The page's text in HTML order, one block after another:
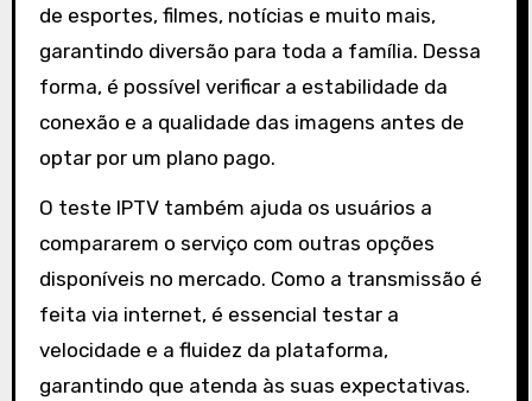
de esportes, filmes, notícias e muito mais,
garantindo diversão para toda a família. Dessa
forma, é possível verificar a estabilidade da
conexão e a qualidade das imagens antes de
optar por um plano pago.
O teste IPTV também ajuda os usuários a
compararem o serviço com outras opções
disponíveis no mercado. Como a transmissão é
feita via internet, é essencial testar a
velocidade e a fluidez da plataforma,
garantindo que atenda às suas expectativas.